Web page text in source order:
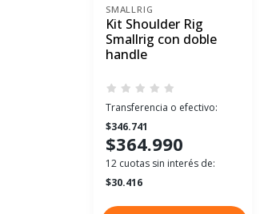
SMALLRIG
Kit Shoulder Rig
Smallrig con doble
handle
Transferencia o efectivo:
$346.741
$364.990
12 cuotas sin interés de:
$30.416